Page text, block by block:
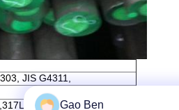
JIS G4311,
321,347H,Gao Ben